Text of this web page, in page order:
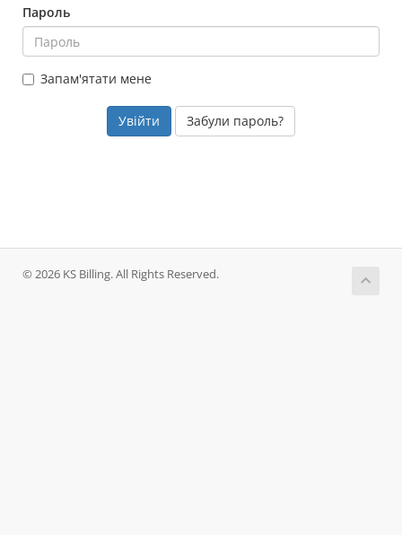
Пароль
Запам'ятати мене
Забули пароль?
© 2026 KS Billing. All Rights Reserved.